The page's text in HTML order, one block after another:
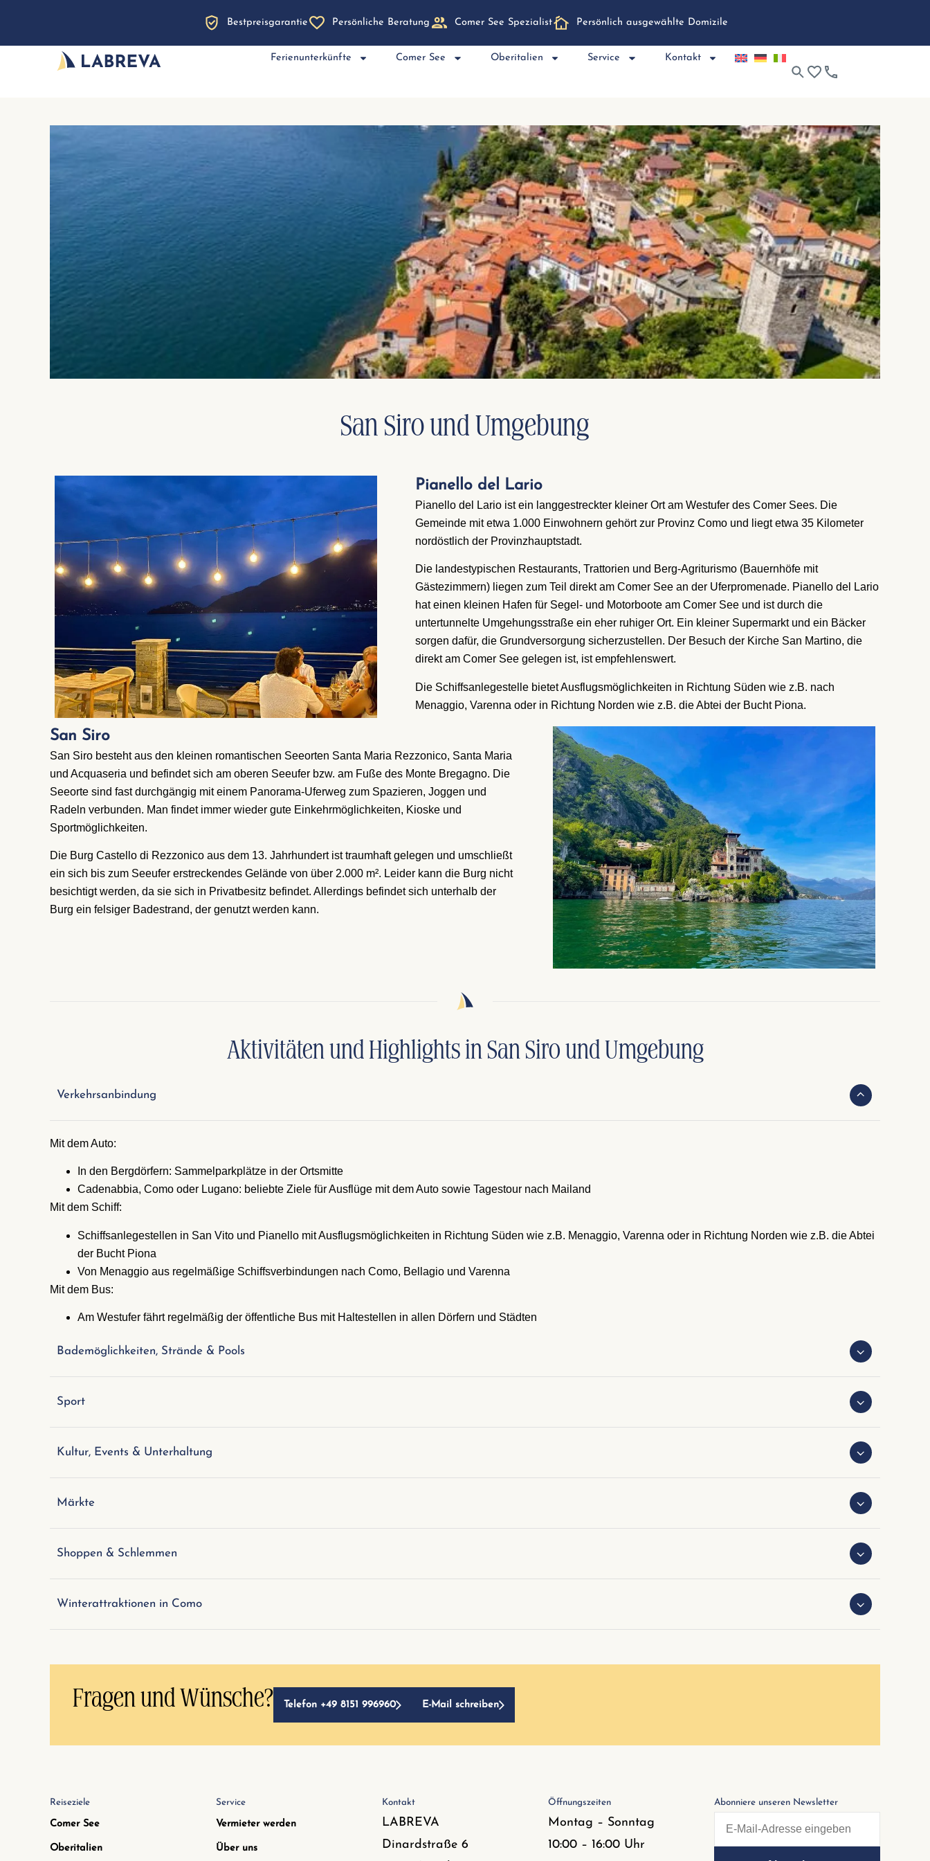
Bestpreisgarantie Persönliche Beratung Comer See Spezialist Persönlich ausgewählte Domizile
Ferienunterkünfte Comer See Oberitalien Service Kontakt
San Siro und Umgebung
Pianello del Lario
Pianello del Lario ist ein langgestreckter kleiner Ort am Westufer des Comer Sees. Die
Gemeinde mit etwa 1.000 Einwohnern gehört zur Provinz Como und liegt etwa 35 Kilometer
nordöstlich der Provinzhauptstadt.
Die landestypischen Restaurants, Trattorien und Berg-Agriturismo (Bauernhöfe mit
Gästezimmern) liegen zum Teil direkt am Comer See an der Uferpromenade. Pianello del Lario
hat einen kleinen Hafen für Segel- und Motorboote am Comer See und ist durch die
untertunnelte Umgehungsstraße ein eher ruhiger Ort. Ein kleiner Supermarkt und ein Bäcker
sorgen dafür, die Grundversorgung sicherzustellen. Der Besuch der Kirche San Martino, die
direkt am Comer See gelegen ist, ist empfehlenswert.
Die Schiffsanlegestelle bietet Ausflugsmöglichkeiten in Richtung Süden wie z.B. nach
Menaggio, Varenna oder in Richtung Norden wie z.B. die Abtei der Bucht Piona.
San Siro
San Siro besteht aus den kleinen romantischen Seeorten Santa Maria Rezzonico, Santa Maria
und Acquaseria und befindet sich am oberen Seeufer bzw. am Fuße des Monte Bregagno. Die
Seeorte sind fast durchgängig mit einem Panorama-Uferweg zum Spazieren, Joggen und
Radeln verbunden. Man findet immer wieder gute Einkehrmöglichkeiten, Kioske und
Sportmöglichkeiten.
Die Burg Castello di Rezzonico aus dem 13. Jahrhundert ist traumhaft gelegen und umschließt
ein sich bis zum Seeufer erstreckendes Gelände von über 2.000 m². Leider kann die Burg nicht
besichtigt werden, da sie sich in Privatbesitz befindet. Allerdings befindet sich unterhalb der
Burg ein felsiger Badestrand, der genutzt werden kann.
Aktivitäten und Highlights in San Siro und Umgebung
Verkehrsanbindung
Mit dem Auto:
In den Bergdörfern: Sammelparkplätze in der Ortsmitte
Cadenabbia, Como oder Lugano: beliebte Ziele für Ausflüge mit dem Auto sowie Tagestour nach Mailand
Mit dem Schiff:
Schiffsanlegestellen in San Vito und Pianello mit Ausflugsmöglichkeiten in Richtung Süden wie z.B. Menaggio, Varenna oder in Richtung Norden wie z.B. die Abtei
der Bucht Piona
Von Menaggio aus regelmäßige Schiffsverbindungen nach Como, Bellagio und Varenna
Mit dem Bus:
Am Westufer fährt regelmäßig der öffentliche Bus mit Haltestellen in allen Dörfern und Städten
Bademöglichkeiten, Strände & Pools
Sport
Kultur, Events & Unterhaltung
Märkte
Shoppen & Schlemmen
Winterattraktionen in Como
Fragen und Wünsche? Telefon +49 8151 996960 E-Mail schreiben
Reiseziele
Comer See
Oberitalien
Service
Vermieter werden
Über uns
Kontakt
LABREVA
Dinardstraße 6
Öffnungszeiten
Montag – Sonntag
10:00 – 16:00 Uhr
Abonniere unseren Newsletter